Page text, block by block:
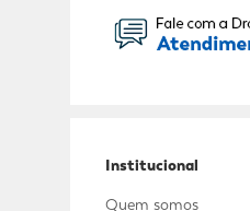
Institucional
Quem somos